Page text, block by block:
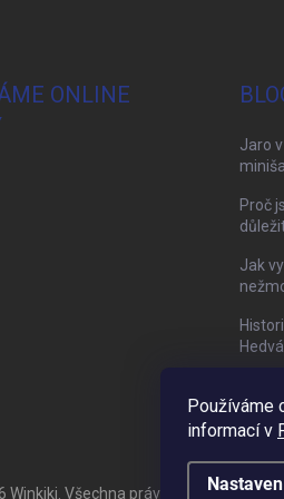
Používáme
informací v
ONLINE
Jaro
Proč
Jak
Winkiki. Všechna práva vyhrazena.